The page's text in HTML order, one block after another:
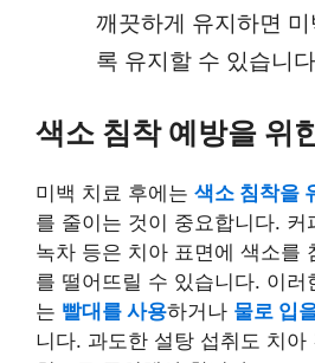
깨끗하게 유지하면
록 유지할 수 있습니
색소 침착 예방을 위
미백 치료 후에는 색소 침착을
를 줄이는 것이 중요합니다.
녹차 등은 치아 표면에 색소를
를 떨어뜨릴 수 있습니다. 이러
는 빨대를 사용하거나 물로 입
니다. 과도한 설탕 섭취도 치아